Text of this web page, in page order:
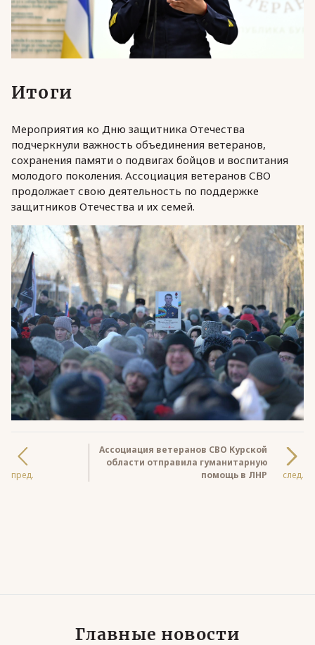
Итоги
Мероприятия ко Дню защитника Отечества
подчеркнули важность объединения ветеранов,
сохранения памяти о подвигах бойцов и воспитания
молодого поколения. Ассоциация ветеранов СВО
продолжает свою деятельность по поддержке
защитников Отечества и их семей.
пред.
Ассоциация ветеранов СВО Курской
области отправила гуманитарную
помощь в ЛНР
след.
Главные новости